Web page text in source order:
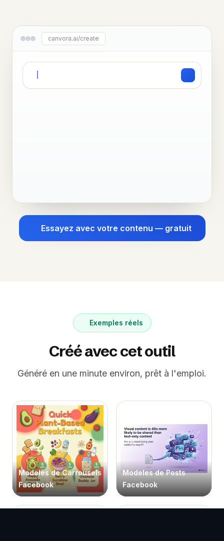
canvora.ai/create
Essayez avec votre contenu — gratuit
Exemples réels
Créé avec cet outil
Généré en une minute environ, prêt à l'emploi.
Modeles de Carrousels
Facebook
Modeles de Posts
Facebook